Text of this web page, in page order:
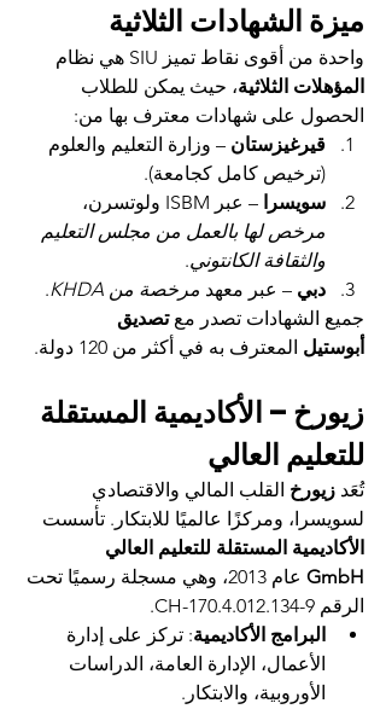
ميزة الشهادات الثلاثية
واحدة من أقوى نقاط تميز SIU هي نظام
المؤهلات الثلاثية، حيث يمكن للطلاب
الحصول على شهادات معترف بها من:
قيرغيزستان – وزارة التعليم والعلوم
(ترخيص كامل كجامعة).
سويسرا – عبر ISBM ولوتسرن،
مرخص لها بالعمل من مجلس التعليم
والثقافة الكانتوني.
دبي – عبر معهد مرخصة من KHDA
.
جميع الشهادات تصدر مع تصديق
أبوستيل المعترف به في أكثر من 120 دولة.
زيورخ – الأكاديمية المستقلة
للتعليم العالي
تُعَد زيورخ القلب المالي والاقتصادي
لسويسرا، ومركزًا عالميًا للابتكار. تأسست
الأكاديمية المستقلة للتعليم العالي
GmbH
عام 2013، وهي مسجلة رسميًا تحت
الرقم CH-170.4.012.134-9.
البرامج الأكاديمية: تركز على إدارة
الأعمال، الإدارة العامة، الدراسات
الأوروبية، والابتكار.